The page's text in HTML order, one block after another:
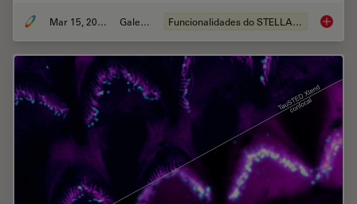
Mar 15, 2024 Galeria Funcionalidades do STELLARIS Super-